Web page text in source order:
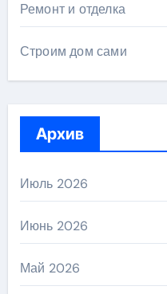
Ремонт и отделка
Строим дом сами
Архив
Июль 2026
Июнь 2026
Май 2026